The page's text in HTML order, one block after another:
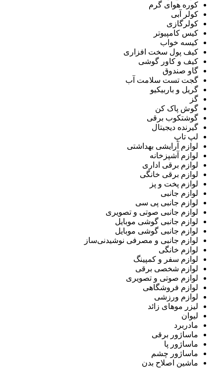
کوره هوای گرم
کولر آبی
کولرگازی
کیس کامپیوتر
کیسه خواب
کیف پول سخت افزاری
کیف و کاور گوشی
گاو صندوق
گجت تست سلامت آب
گریل و باربیکیو
گز
گوش پاک کن
گوشتکوب برقی
گیرنده دیجیتال
لپ تاپ
لوازم آرایشی بهداشتی
لوازم آشپزخانه
لوازم برقی اداری
لوازم برقی خانگی
لوازم پخت و پز
لوازم جانبی
لوازم جانبی پی سی
لوازم جانبی صوتی و تصویری
لوازم جانبی گوشی موبایل
لوازم جانبی گوشی موبایل
لوازم جانبی و مصرفی نوشیدنی‌ساز
لوازم خانگی
لوازم سفر و کمپینگ
لوازم شخصی برقی
لوازم صوتی و تصویری
لوازم فروشگاهی
لوازم ورزشی
لیزر موهای زائد
لیوان
مادربرد
ماساژور برقی
ماساژور پا
ماساژور چشم
ماشین اصلاح بدن